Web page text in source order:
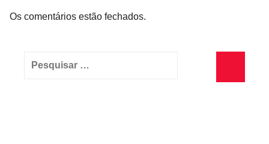
Os comentários estão fechados.
Pesquisar